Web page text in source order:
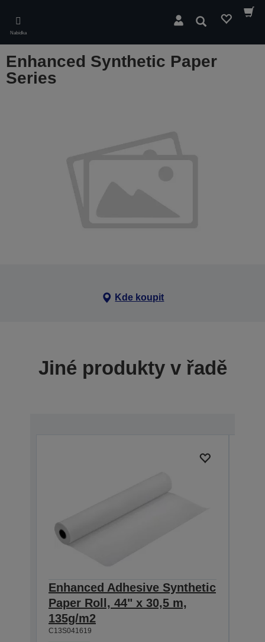
main
content
Nabídka
Hledat
Enhanced Synthetic Paper
Series
Kde koupit
Jiné produkty v řadě
Enhanced Adhesive Synthetic
Paper Roll, 44" x 30,5 m,
135g/m2
C13S041619